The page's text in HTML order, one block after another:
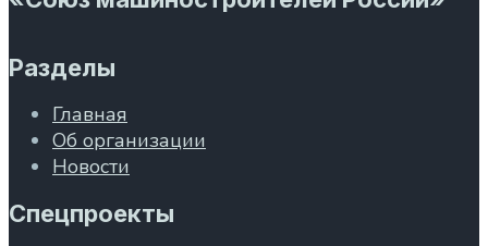
Разделы
Главная
Об организации
Новости
Спецпроекты